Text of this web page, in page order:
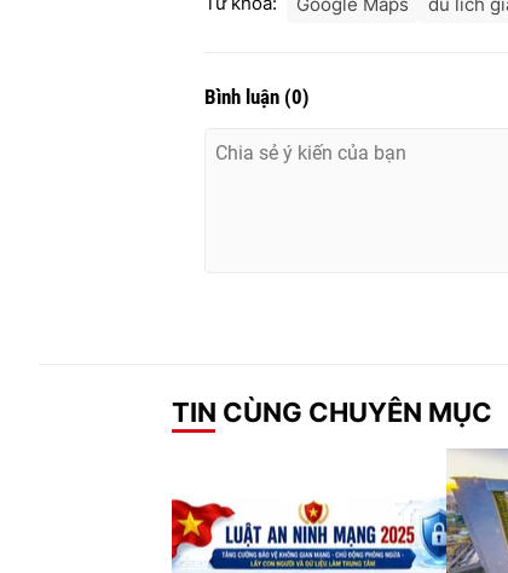
Google Maps du lich
Bình luận (0)
TIN CÙNG CHUYÊN MỤC